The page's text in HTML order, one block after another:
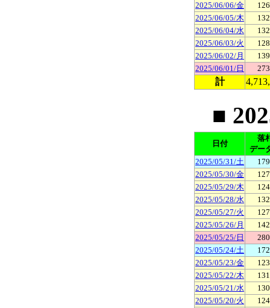
2025/06/06/金
2025/06/05/木
2025/06/04/水
2025/06/03/火
2025/06/02/月
2025/06/01/日
計
■
日付
落
デー
2025/05/31/土
2025/05/30/金
2025/05/29/木
2025/05/28/水
2025/05/27/火
2025/05/26/月
2025/05/25/日
2025/05/24/土
2025/05/23/金
2025/05/22/木
2025/05/21/水
2025/05/20/火